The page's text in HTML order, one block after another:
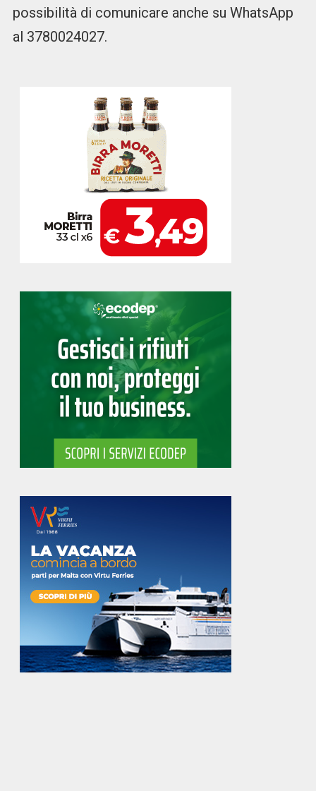
possibilità di comunicare anche su WhatsApp
al 3780024027.